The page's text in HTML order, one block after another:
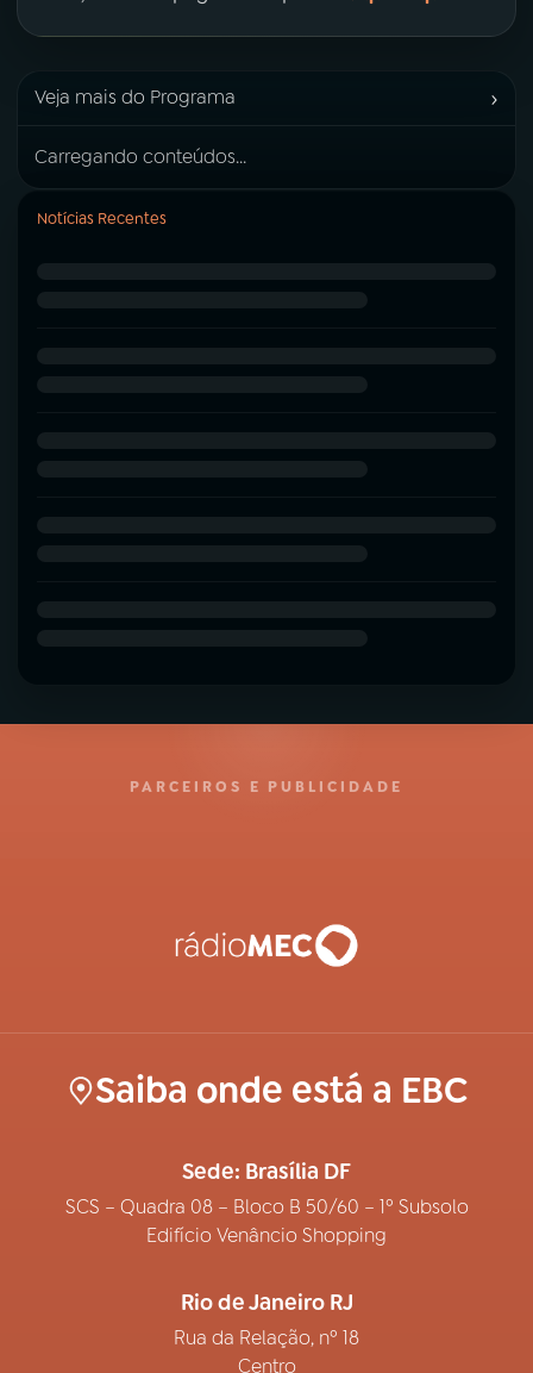
Veja mais do Programa ›
Carregando conteúdos...
Notícias Recentes
PARCEIROS E PUBLICIDADE
Saiba onde está a EBC
Sede: Brasília DF
SCS – Quadra 08 – Bloco B 50/60 – 1º Subsolo
Edifício Venâncio Shopping
Rio de Janeiro RJ
Rua da Relação, nº 18
Centro